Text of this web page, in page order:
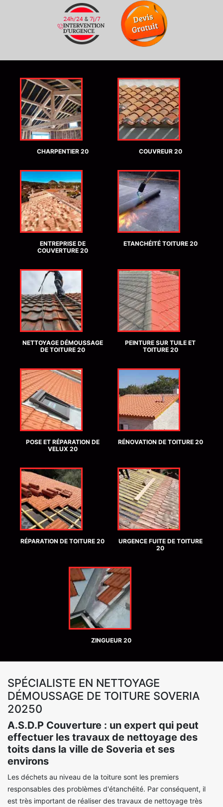
CHARPENTIER 20 COUVREUR 20
ENTREPRISE DE
COUVERTURE 20
ETANCHÉITÉ TOITURE 20
NETTOYAGE DÉMOUSSAGE
DE TOITURE 20
PEINTURE SUR TUILE ET
TOITURE 20
POSE ET RÉPARATION DE
VELUX 20
RÉNOVATION DE TOITURE 20
RÉPARATION DE TOITURE 20
URGENCE FUITE DE TOITURE
20
ZINGUEUR 20
SPÉCIALISTE EN NETTOYAGE
DÉMOUSSAGE DE TOITURE SOVERIA
20250
A.S.D.P Couverture : un expert qui peut
effectuer les travaux de nettoyage des
toits dans la ville de Soveria et ses
environs
Les déchets au niveau de la toiture sont les premiers
responsables des problèmes d'étanchéité. Par conséquent, il
est très important de réaliser des travaux de nettoyage très